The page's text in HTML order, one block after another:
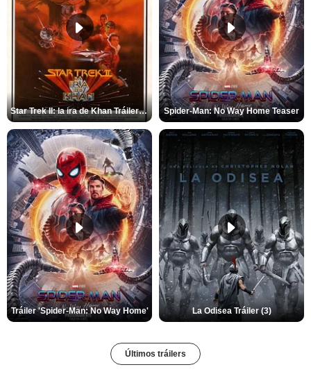
Star Trek II: la ira de Khan Tráiler VO Spider-Man: No Way Home Teaser
Tráiler 'Spider-Man: No Way Home' La Odisea Tráiler (3)
Últimos tráilers